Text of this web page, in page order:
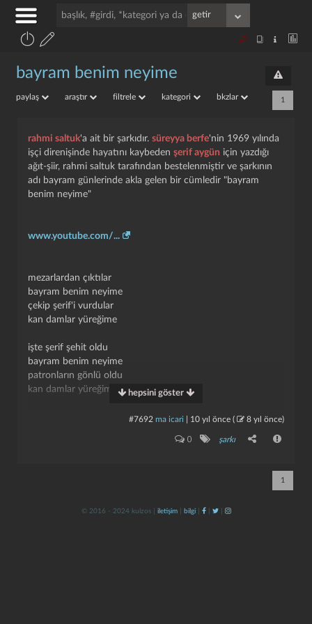
bayram benim neyime
paylaş araştır filtrele kategori bkzlar 1
rahmi saltuk'a ait bir şarkıdır. süreyya berfe'nin 1969 yılında
işçi direnişinde hayatını kaybeden şerif aygün için yazdığı
ağıt-şiir, rahmi saltuk tarafından bestelenmiştir ve şarkının
adı bayram günlerinde akla gelen bir cümledir "bayram
benim neyime"
www.youtube.com/...
mezarlardan çıktılar
bayram benim neyime
çekip şerif'i vurdular
kan damlar yüreğime
işte şerif şehit oldu
bayram benim neyime
patronların gönlü oldu
kan damlar yüreğime
iktidara yürüyoruz
hepsini göster
#7692 ma icari 10 yıl önce ( 8 yıl önce)
0 şarkı
1
kapat kaydet
© 2016 - 2024 kulzos | iletişim| bilgi| | |